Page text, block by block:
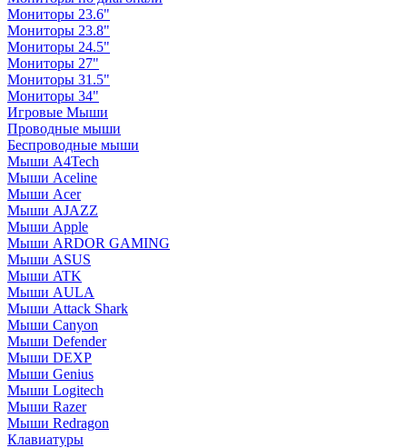
Мониторы 23.6"
Мониторы 23.8"
Мониторы 24.5"
Мониторы 27"
Мониторы 31.5"
Мониторы 34"
Игровые Мыши
Проводные мыши
Беспроводные мыши
Мыши A4Tech
Мыши Aceline
Мыши Acer
Мыши AJAZZ
Мыши Apple
Мыши ARDOR GAMING
Мыши ASUS
Мыши ATK
Мыши AULA
Мыши Attack Shark
Мыши Canyon
Мыши Defender
Мыши DEXP
Мыши Genius
Мыши Logitech
Мыши Razer
Мыши Redragon
Клавиатуры